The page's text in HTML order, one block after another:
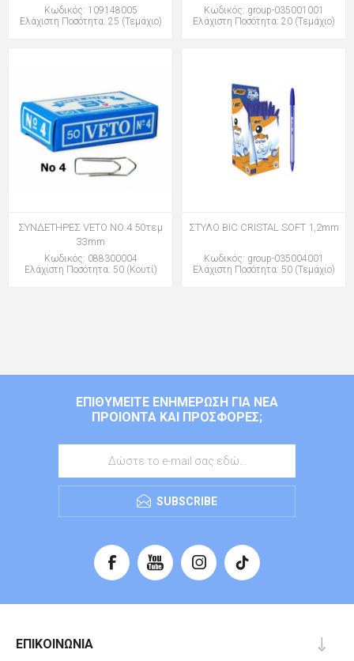
Κωδικός: 109148005
Ελάχιστη Ποσότητα: 25 (Τεμάχιο)
Κωδικός: group-035001001
Ελάχιστη Ποσότητα: 20 (Τεμάχιο)
ΣΥΝΔΕΤΗΡΕΣ VETO ΝΟ.4 50τεμ
33mm
Κωδικός: 088300004
Ελάχιστη Ποσότητα: 50 (Κουτί)
ΣΤΥΛΟ BIC CRISTAL SOFT 1,2mm
Κωδικός: group-035004001
Ελάχιστη Ποσότητα: 50 (Τεμάχιο)
ΕΠΙΘΥΜΕΊΤΕ ΕΝΗΜΈΡΩΣΗ ΓΙΑ ΝΈΑ
ΠΡΟΙΌΝΤΑ ΚΑΙ ΠΡΟΣΦΟΡΈΣ;
SUBSCRIBE
ΕΠΙΚΟΙΝΩΝΊΑ